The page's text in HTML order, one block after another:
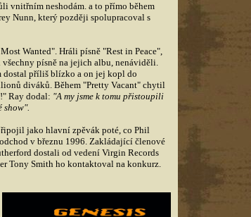
vnitřním neshodám. a to přímo během
Nunn, který později spolupracoval s
Wanted". Hráli písně "Rest in Peace",
všechny písně na jejich albu, nenáviděli.
dostal příliš blízko a on jej kopl do
diváků. Během "Pretty Vacant" chytil
Ray dodal: "A my jsme k tomu přistoupili
show".
jako hlavní zpěvák poté, co Phil
v březnu 1996. Zakládající členové
dostali od vedení Virgin Records
Tony Smith ho kontaktoval na konkurz.